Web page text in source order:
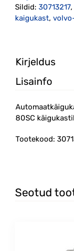
Sildid: 30713217,
kaigukast,
Kirjeldus
Lisainfo
80SC
Tootekood:
Seotud